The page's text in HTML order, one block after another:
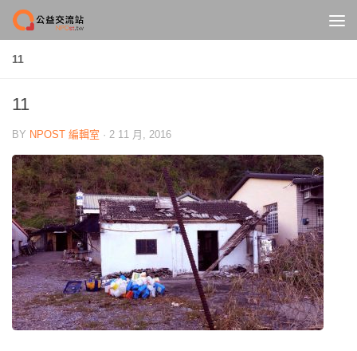
Skip to content
11
11
BY NPOST 編輯室 · 2 11 月, 2016